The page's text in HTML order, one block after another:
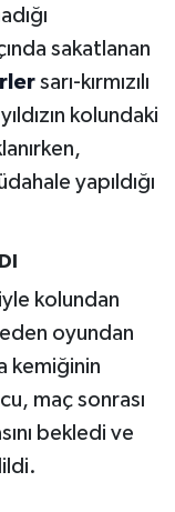
sakatlanan
sarı-kırmızılı
kolundaki
yapıldığı
kolundan
oyundan
kemiğinin
maç sonrası
bekledi ve